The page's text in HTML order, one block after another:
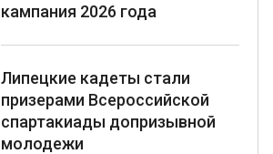
кампания 2026 года
Липецкие кадеты стали
призерами Всероссийской
спартакиады допризывной
молодежи